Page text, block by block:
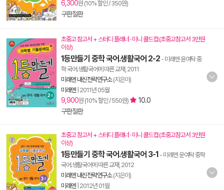
6,300원 (10% 할인 / 350원)
구판절판
초중고 참고서 + 스터디 플래너 · 미니 콜드컵 (초중고참고서 3만원
이상)
1등만들기 중학 국어.생활국어 2-2 - 미래엔 윤여탁 중
학 국어.생활국어에 따른 교재, 2011
미래엔 내신전략연구소(지은이)
미래엔 2011년 05월
9,900원 (10% 할인 / 550원)
10.0
구판절판
초중고 참고서 + 스터디 플래너 · 미니 콜드컵 (초중고참고서 3만원
이상)
1등만들기 중학 국어.생활국어 3-1 - 미래엔 윤여탁 중학
국어.생활국어에 따른 교재, 2012
미래엔 내신전략연구소(지은이)
미래엔 2012년 01월